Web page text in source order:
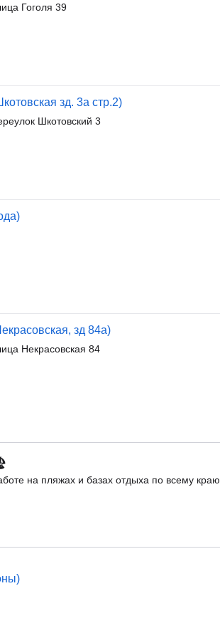
Гоголя 39
зд. 3а стр.2)
Шкотовский 3
зд 84а)
Некрасовская 84
на пляжах и базах отдыха по всему краю